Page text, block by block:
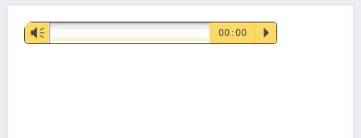
Lecteur
audio
Vm 00:00 P